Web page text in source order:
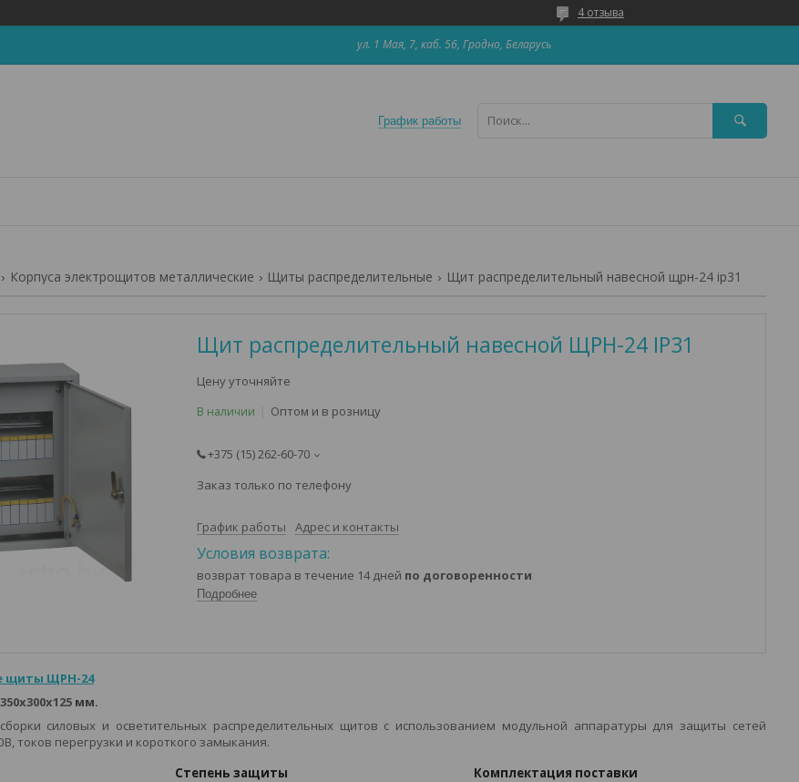
4 отзыва
ул. 1 Мая, 7, каб. 56, Гродно, Беларусь
График работы
Корпуса электрощитов металлические Щиты распределительные Щит распределительный навесной щрн-24 ip31
Щит распределительный навесной ЩРН-24 IP31
Цену уточняйте
В наличии Оптом и в розницу
+375 (15) 262-60-70
Заказ только по телефону
График работы Адрес и контакты
возврат товара в течение 14 дней по договоренности
Подробнее
щиты ЩРН-24
350х300х125 мм.
силовых и осветительных распределительных щитов с использованием модульной аппаратуры для защиты сетей
токов перегрузки и короткого замыкания.
Степень защиты Комплектация поставки